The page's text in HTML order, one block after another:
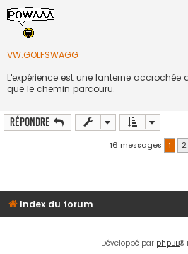
VW.GOLFSWAGG
L'expérience est une lanterne
que le chemin parcouru.
Répondre
16 messages 1 2
Index du forum
Développé par phpBB®